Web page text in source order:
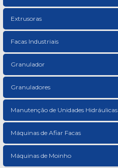
Extrusoras
Facas Industriais
Granulador
Granuladores
Manutenção de Unidades Hidráulicas
Máquinas de Afiar Facas
Máquinas de Moinho